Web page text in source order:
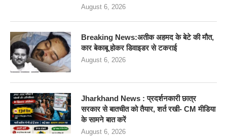
August 6, 2026
Breaking News:अतीक अहमद के बेटे की मौत,
कार बेकाबू होकर डिवाइडर से टकराई
August 6, 2026
Jharkhand News : प्रदर्शनकारी छात्र
सरकार से बातचीत को तैयार, शर्त रखी- CM मीडिया
के सामने बात करें
August 6, 2026